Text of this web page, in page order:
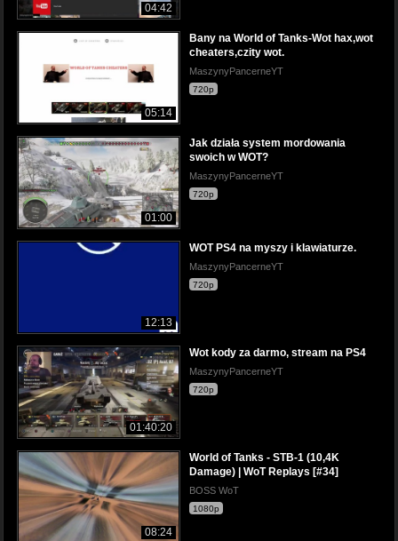
04:42
05:14
Bany na World of Tanks-Wot hax,wot
cheaters,czity wot.
MaszynyPancerneYT
720p
01:00
Jak działa system mordowania
swoich w WOT?
MaszynyPancerneYT
720p
12:13
WOT PS4 na myszy i klawiaturze.
MaszynyPancerneYT
720p
01:40:20
Wot kody za darmo, stream na PS4
MaszynyPancerneYT
720p
08:24
World of Tanks - STB-1 (10,4K
Damage) | WoT Replays [#34]
BOSS WoT
1080p